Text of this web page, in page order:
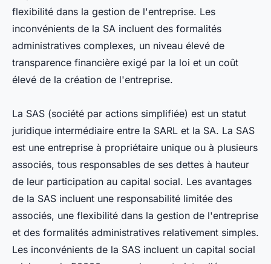
flexibilité dans la gestion de l'entreprise. Les
inconvénients de la SA incluent des formalités
administratives complexes, un niveau élevé de
transparence financière exigé par la loi et un coût
élevé de la création de l'entreprise.
La SAS (société par actions simplifiée) est un statut
juridique intermédiaire entre la SARL et la SA. La SAS
est une entreprise à propriétaire unique ou à plusieurs
associés, tous responsables de ses dettes à hauteur
de leur participation au capital social. Les avantages
de la SAS incluent une responsabilité limitée des
associés, une flexibilité dans la gestion de l'entreprise
et des formalités administratives relativement simples.
Les inconvénients de la SAS incluent un capital social